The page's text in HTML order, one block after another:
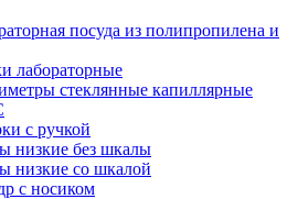
посуда из полипропилена и
лабораторные
стеклянные капиллярные
с ручкой
низкие без шкалы
низкие со шкалой
с носиком